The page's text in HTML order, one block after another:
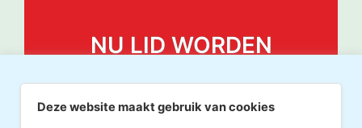
NU LID WORDEN
Deze website maakt gebruik van cookies